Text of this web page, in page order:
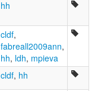
hh
cldf,
fabreall2009ann,
hh, ldh, mpieva
cldf, hh